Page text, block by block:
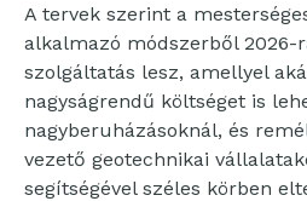
A tervek szerint a
alkalmazó módszerből 2026-
szolgáltatás lesz, amellyel
nagyságrendű költséget is
nagyberuházásoknál, és
vezető geotechnikai
segítségével széles körben